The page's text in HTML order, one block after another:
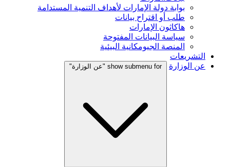
بوابة دولة الإمارات لأهداف التنمية المستدامة
طلب أو اقتراح بيانات
هاكاثون الإمارات
سياسة البيانات المفتوحة
المنصة الجيومكانية البيئية
التشريعات
عن الوزارة
show submenu for "عن الوزارة"